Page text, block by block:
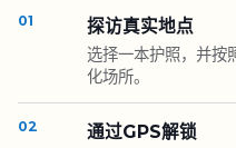
01 探访真实地点
选择一本护照，并按
化场所。
02 通过GPS解锁